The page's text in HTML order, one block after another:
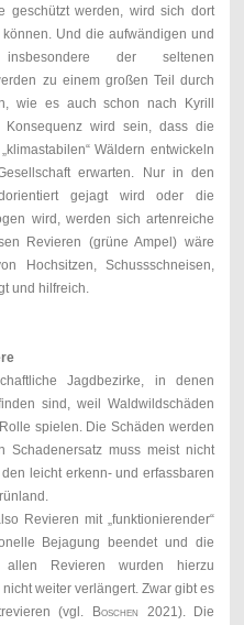
geschützt werden, wird sich dort
Und die aufwändigen und
insbesondere der seltenen
zu einem großen Teil durch
wie es auch schon nach Kyrill
Konsequenz wird sein, dass die
Wäldern entwickeln
erwarten. Nur in den
gejagt wird oder die
wird, werden sich artenreiche
Revieren (grüne Ampel) wäre
Hochsitzen, Schussschneisen,
und hilfreich.
Jagdbezirke, in denen
sind, weil Waldwildschäden
spielen. Die Schäden werden
Schadenersatz muss meist nicht
leicht erkenn- und erfassbaren
Revieren mit „funktionierender“
Bejagung beendet und die
Revieren wurden hierzu
weiter verlängert. Zwar gibt es
(vgl.
Boschen
2021). Die